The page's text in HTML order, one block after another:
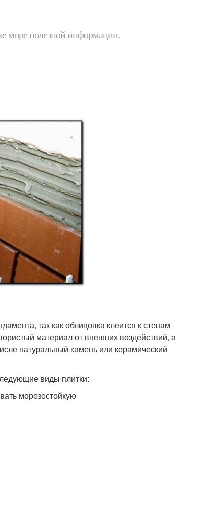
море полезной информации.
так как облицовка клеится к стенам
материал от внешних воздействий, а
натуральный камень или керамический
виды плитки:
морозостойкую